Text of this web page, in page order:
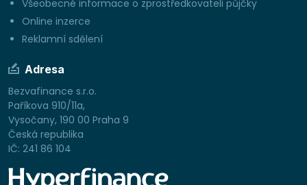
Všeobecné informace o zprostředkovateli půjčky
Online inzerce
Reklamní sdělení
Adresa
Bezvafinance s.r.o.
Paříkova 910/11a,
Vysočany, 190 00 Praha 9
Česká republika
IČ: 241 86 104